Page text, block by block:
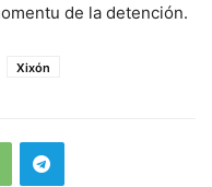
de la detención.
Xixón